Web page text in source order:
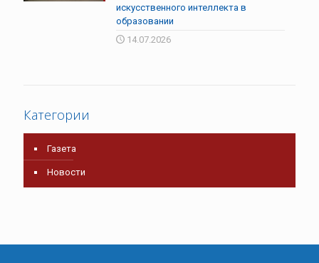
искусственного интеллекта в
образовании
14.07.2026
Категории
Газета
Новости